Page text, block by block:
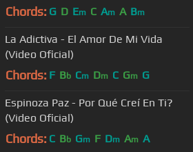
Chords: G D Em C Am A Bm
La Adictiva - El Amor De Mi Vida
(Video Oficial)
Chords: F Bb Cm Dm C Gm G
Espinoza Paz - Por Qué Creí En Ti?
(Video Oficial)
Chords: C Bb Gm F Dm Am A